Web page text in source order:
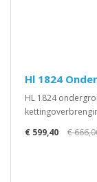
Hl 1824
HL 1824
€ 599,40
€